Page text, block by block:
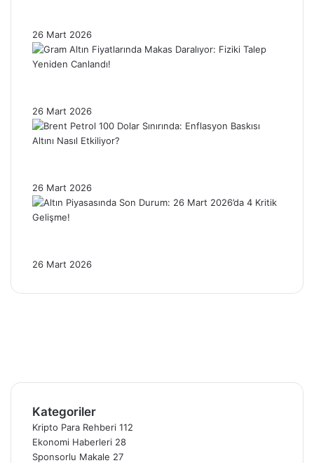
26 Mart 2026
26 Mart 2026
26 Mart 2026
26 Mart 2026
Kategoriler
Kripto Para Rehberi 112
Ekonomi Haberleri 28
Sponsorlu Makale 27